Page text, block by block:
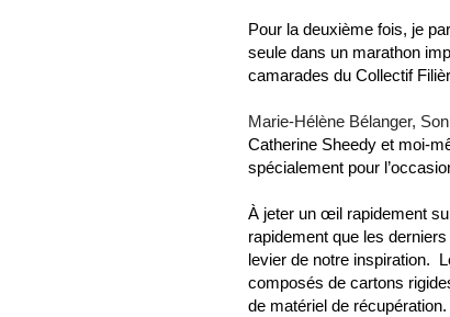
Pour la deuxième fois, je
seule dans un marathon
camarades du Collectif
Marie-Hélène Bélanger,
Catherine Sheedy et moi-
spécialement pour
À jeter un œil rapidement
rapidement que les
levier de notre inspiration.
composés de cartons
de matériel de